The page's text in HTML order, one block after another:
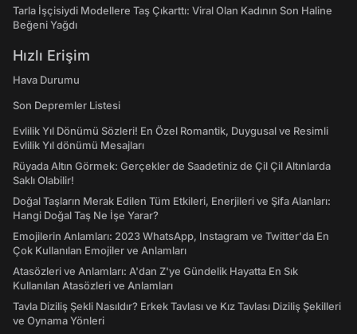
Tarla İşçisiydi Modellere Taş Çıkarttı: Viral Olan Kadının Son Haline
Beğeni Yağdı
Hızlı Erişim
Hava Durumu
Son Depremler Listesi
Evlilik Yıl Dönümü Sözleri! En Özel Romantik, Duygusal ve Resimli
Evlilik Yıl dönümü Mesajları
Rüyada Altın Görmek: Gerçekler de Saadetiniz de Çil Çil Altınlarda
Saklı Olabilir!
Doğal Taşların Merak Edilen Tüm Etkileri, Enerjileri ve Şifa Alanları:
Hangi Doğal Taş Ne İşe Yarar?
Emojilerin Anlamları: 2023 WhatsApp, Instagram ve Twitter'da En
Çok Kullanılan Emojiler ve Anlamları
Atasözleri ve Anlamları: A'dan Z'ye Gündelik Hayatta En Sık
Kullanılan Atasözleri ve Anlamları
Tavla Diziliş Şekli Nasıldır? Erkek Tavlası ve Kız Tavlası Diziliş Şekilleri
ve Oynama Yönleri